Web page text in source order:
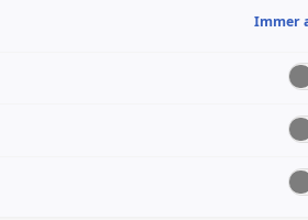
Immer